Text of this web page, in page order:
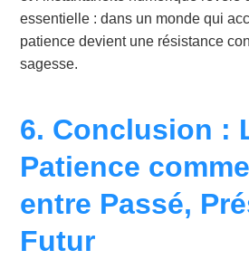
essentielle : dans un monde qui
patience devient une résistance
sagesse.
6. Conclusion :
Patience
entre Passé,
Futur